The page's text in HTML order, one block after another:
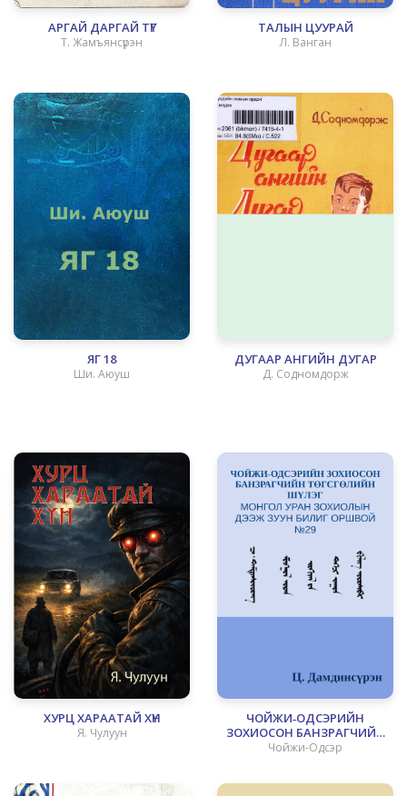
АРГАЙ ДАРГАЙ ТҮГ
Т. Жамъянсүрэн
ТАЛЫН ЦУУРАЙ
Л. Ванган
ЯГ 18
Ши. Аюуш
ДУГААР АНГИЙН ДУГАР
Д. Содномдорж
ХУРЦ ХАРААТАЙ ХҮН
Я. Чулуун
ЧОЙЖИ˗ОДСЭРИЙН
ЗОХИОСОН БАНЗРАГЧИЙН
ТӨГСГӨЛИЙН ШҮЛЭГ
Чойжи-Одсэр